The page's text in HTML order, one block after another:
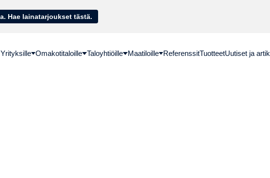
Rahoitus - Energiahankinnat rahoituksella. Hae lainatarjoukset tästä.
Yrityksille Omakotitaloille Taloyhtiöille Maatiloille ReferenssitTuotteetUutiset ja